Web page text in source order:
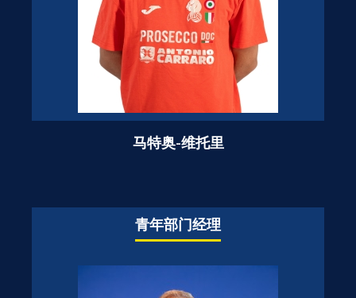
马特奥-维托里
青年部门经理